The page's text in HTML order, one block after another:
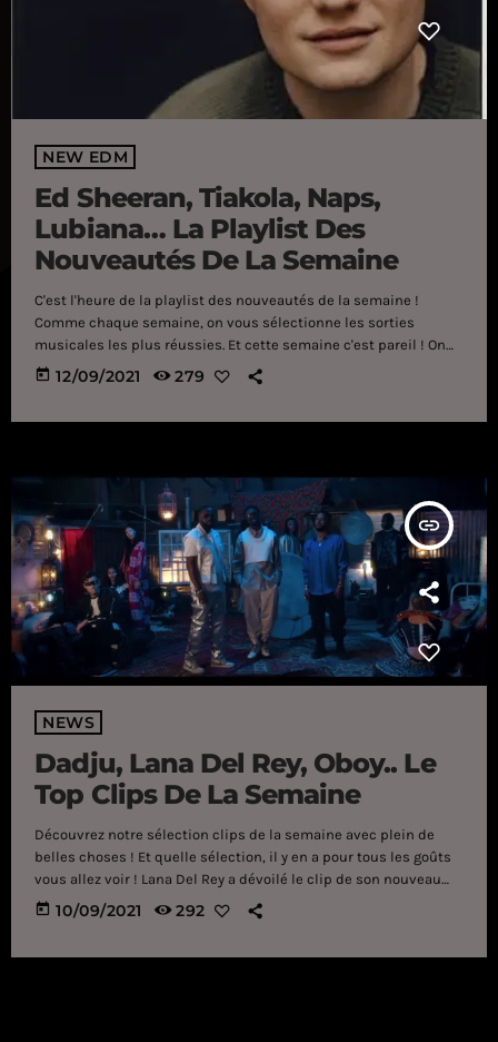
NEW EDM
Ed Sheeran, Tiakola, Naps,
Lubiana… La Playlist Des
Nouveautés De La Semaine
C'est l'heure de la playlist des nouveautés de la semaine !
Comme chaque semaine, on vous sélectionne les sorties
musicales les plus réussies. Et cette semaine c'est pareil ! On
commence fort avec "Shivers" de Ed Sheeran, un titre qui va
forcément vous rester en tête. Sinon, Tiakola dévoile "Etincelle",
today 12/09/2021 279
insert_link
NEWS
Dadju, Lana Del Rey, Oboy.. Le
Top Clips De La Semaine
Découvrez notre sélection clips de la semaine avec plein de
belles choses ! Et quelle sélection, il y en a pour tous les goûts
vous allez voir ! Lana Del Rey a dévoilé le clip de son nouveau
titre "Arcadia", Tiakola a sorti son premier morceau en solo,
Dadju le clip de "Elle me demande". Bref, il s'en est passé des
today 10/09/2021 292